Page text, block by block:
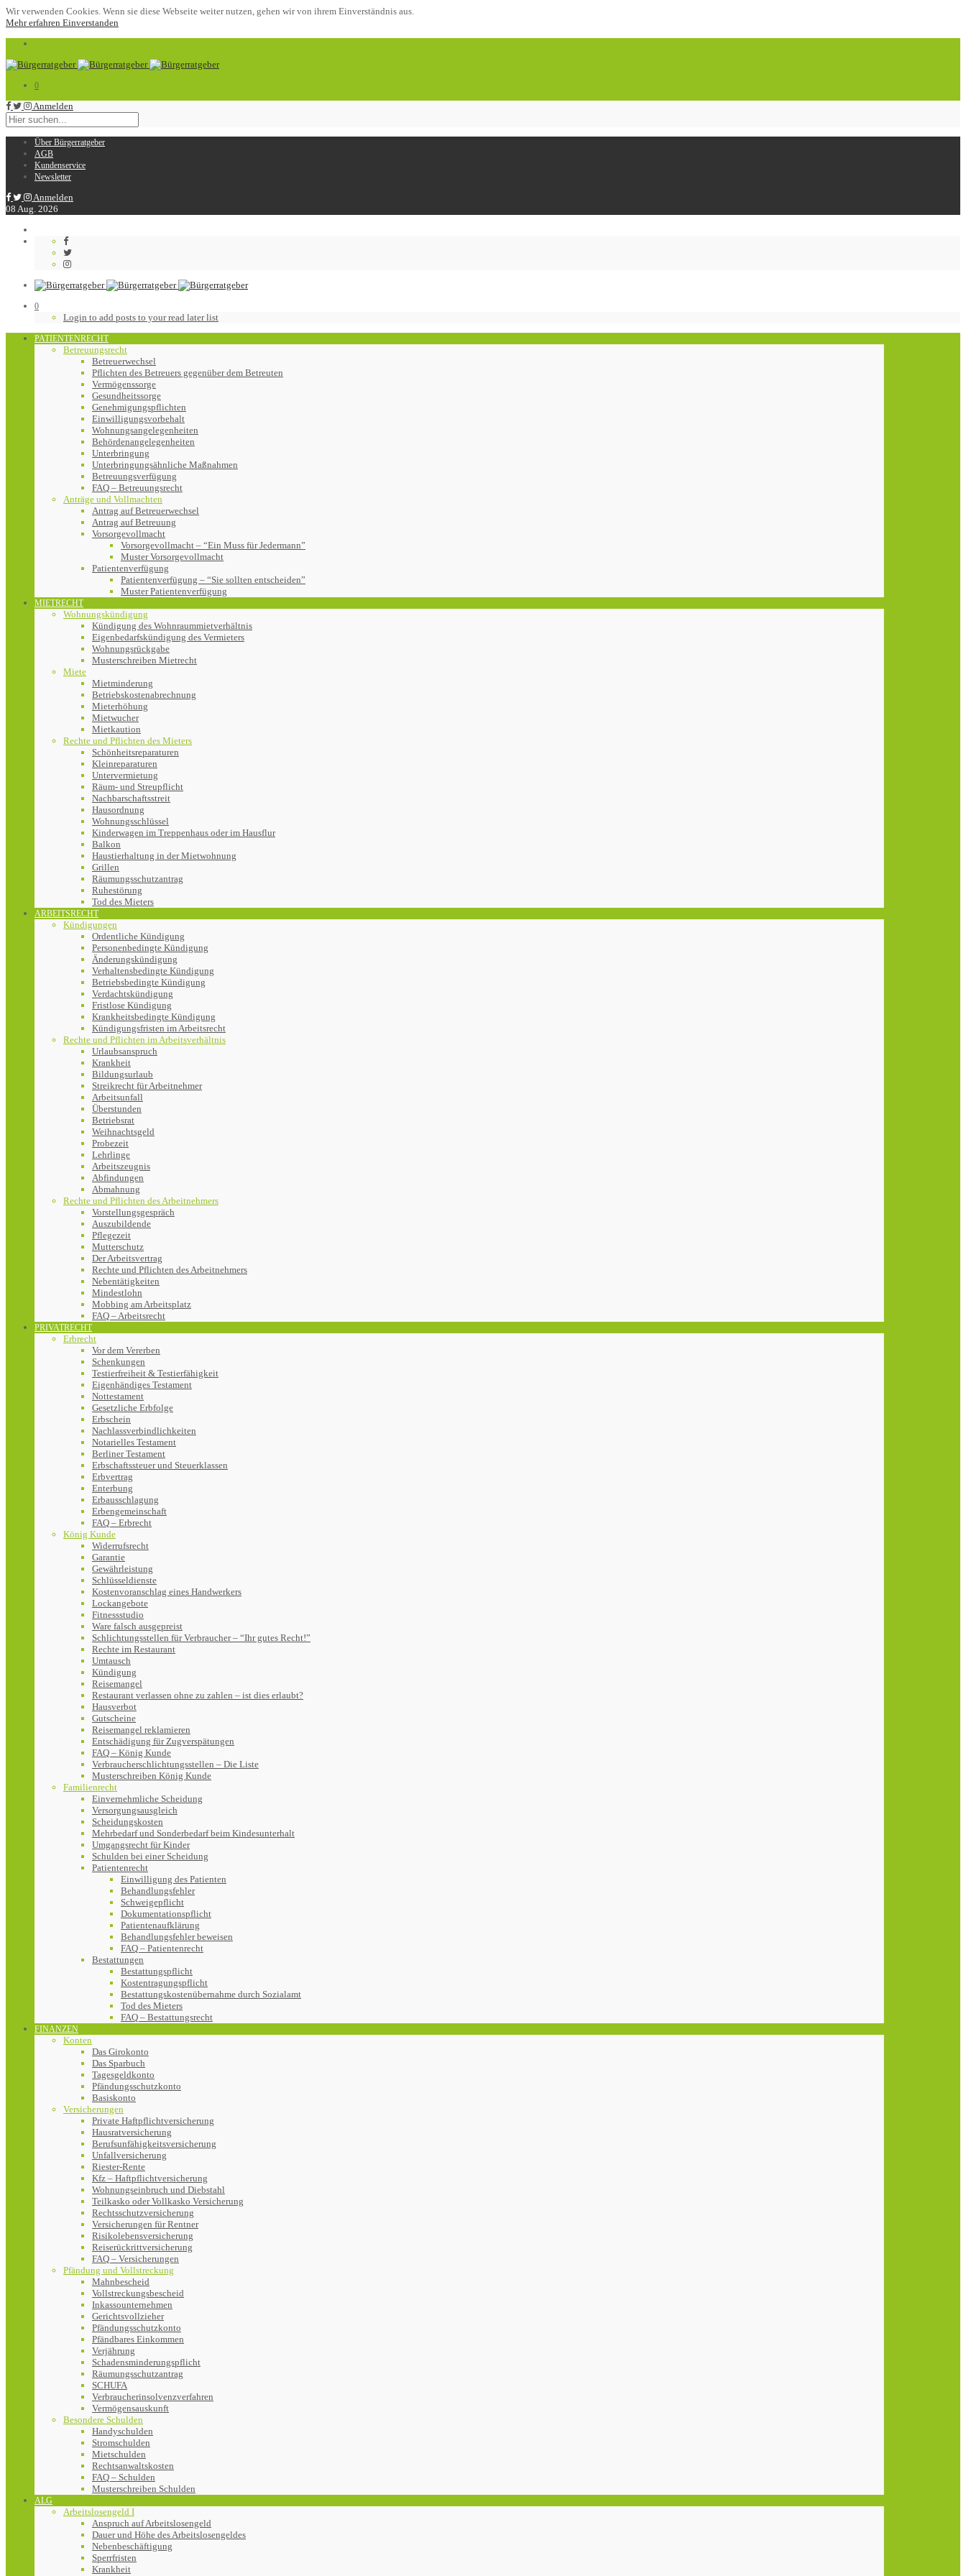
Wir verwenden Cookies. Wenn sie diese Webseite weiter nutzen, gehen wir von ihrem Einverständnis aus.
Mehr erfahren Einverstanden
0
Anmelden
Über Bürgerratgeber
AGB
Kundenservice
Newsletter
Anmelden
08 Aug. 2026
0
Login to add posts to your read later list
PATIENTENRECHT
Betreuungsrecht
Betreuerwechsel
Pflichten des Betreuers gegenüber dem Betreuten
Vermögenssorge
Gesundheitssorge
Genehmigungspflichten
Einwilligungsvorbehalt
Wohnungsangelegenheiten
Behördenangelegenheiten
Unterbringung
Unterbringungsähnliche Maßnahmen
Betreuungsverfügung
FAQ – Betreuungsrecht
Anträge und Vollmachten
Antrag auf Betreuerwechsel
Antrag auf Betreuung
Vorsorgevollmacht
Vorsorgevollmacht – “Ein Muss für Jedermann”
Muster Vorsorgevollmacht
Patientenverfügung
Patientenverfügung – “Sie sollten entscheiden”
Muster Patientenverfügung
MIETRECHT
Wohnungskündigung
Kündigung des Wohnraummietverhältnis
Eigenbedarfskündigung des Vermieters
Wohnungsrückgabe
Musterschreiben Mietrecht
Miete
Mietminderung
Betriebskostenabrechnung
Mieterhöhung
Mietwucher
Mietkaution
Rechte und Pflichten des Mieters
Schönheitsreparaturen
Kleinreparaturen
Untervermietung
Räum- und Streupflicht
Nachbarschaftsstreit
Hausordnung
Wohnungsschlüssel
Kinderwagen im Treppenhaus oder im Hausflur
Balkon
Haustierhaltung in der Mietwohnung
Grillen
Räumungsschutzantrag
Ruhestörung
Tod des Mieters
ARBEITSRECHT
Kündigungen
Ordentliche Kündigung
Personenbedingte Kündigung
Änderungskündigung
Verhaltensbedingte Kündigung
Betriebsbedingte Kündigung
Verdachtskündigung
Fristlose Kündigung
Krankheitsbedingte Kündigung
Kündigungsfristen im Arbeitsrecht
Rechte und Pflichten im Arbeitsverhältnis
Urlaubsanspruch
Krankheit
Bildungsurlaub
Streikrecht für Arbeitnehmer
Arbeitsunfall
Überstunden
Betriebsrat
Weihnachtsgeld
Probezeit
Lehrlinge
Arbeitszeugnis
Abfindungen
Abmahnung
Rechte und Pflichten des Arbeitnehmers
Vorstellungsgespräch
Auszubildende
Pflegezeit
Mutterschutz
Der Arbeitsvertrag
Rechte und Pflichten des Arbeitnehmers
Nebentätigkeiten
Mindestlohn
Mobbing am Arbeitsplatz
FAQ – Arbeitsrecht
PRIVATRECHT
Erbrecht
Vor dem Vererben
Schenkungen
Testierfreiheit & Testierfähigkeit
Eigenhändiges Testament
Nottestament
Gesetzliche Erbfolge
Erbschein
Nachlassverbindlichkeiten
Notarielles Testament
Berliner Testament
Erbschaftssteuer und Steuerklassen
Erbvertrag
Enterbung
Erbausschlagung
Erbengemeinschaft
FAQ – Erbrecht
König Kunde
Widerrufsrecht
Garantie
Gewährleistung
Schlüsseldienste
Kostenvoranschlag eines Handwerkers
Lockangebote
Fitnessstudio
Ware falsch ausgepreist
Schlichtungsstellen für Verbraucher – “Ihr gutes Recht!”
Rechte im Restaurant
Umtausch
Kündigung
Reisemangel
Restaurant verlassen ohne zu zahlen – ist dies erlaubt?
Hausverbot
Gutscheine
Reisemangel reklamieren
Entschädigung für Zugverspätungen
FAQ – König Kunde
Verbraucherschlichtungsstellen – Die Liste
Musterschreiben König Kunde
Familienrecht
Einvernehmliche Scheidung
Versorgungsausgleich
Scheidungskosten
Mehrbedarf und Sonderbedarf beim Kindesunterhalt
Umgangsrecht für Kinder
Schulden bei einer Scheidung
Patientenrecht
Einwilligung des Patienten
Behandlungsfehler
Schweigepflicht
Dokumentationspflicht
Patientenaufklärung
Behandlungsfehler beweisen
FAQ – Patientenrecht
Bestattungen
Bestattungspflicht
Kostentragungspflicht
Bestattungskostenübernahme durch Sozialamt
Tod des Mieters
FAQ – Bestattungsrecht
FINANZEN
Konten
Das Girokonto
Das Sparbuch
Tagesgeldkonto
Pfändungsschutzkonto
Basiskonto
Versicherungen
Private Haftpflichtversicherung
Hausratversicherung
Berufsunfähigkeitsversicherung
Unfallversicherung
Riester-Rente
Kfz – Haftpflichtversicherung
Wohnungseinbruch und Diebstahl
Teilkasko oder Vollkasko Versicherung
Rechtsschutzversicherung
Versicherungen für Rentner
Risikolebensversicherung
Reiserückrittversicherung
FAQ – Versicherungen
Pfändung und Vollstreckung
Mahnbescheid
Vollstreckungsbescheid
Inkassounternehmen
Gerichtsvollzieher
Pfändungsschutzkonto
Pfändbares Einkommen
Verjährung
Schadensminderungspflicht
Räumungsschutzantrag
SCHUFA
Verbraucherinsolvenzverfahren
Vermögensauskunft
Besondere Schulden
Handyschulden
Stromschulden
Mietschulden
Rechtsanwaltskosten
FAQ – Schulden
Musterschreiben Schulden
ALG
Arbeitslosengeld I
Anspruch auf Arbeitslosengeld
Dauer und Höhe des Arbeitslosengeldes
Nebenbeschäftigung
Sperrfristen
Krankheit